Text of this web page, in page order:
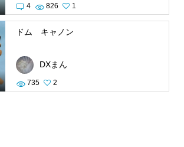
4 826 1
ドム キャノン
DXまん
735 2